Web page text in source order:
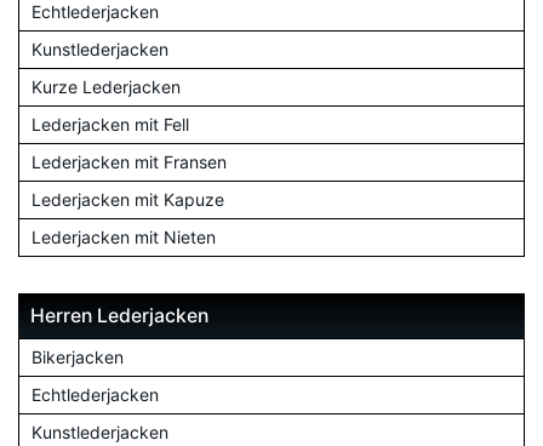
Echtlederjacken
Kunstlederjacken
Kurze Lederjacken
Lederjacken mit Fell
Lederjacken mit Fransen
Lederjacken mit Kapuze
Lederjacken mit Nieten
Herren Lederjacken
Bikerjacken
Echtlederjacken
Kunstlederjacken